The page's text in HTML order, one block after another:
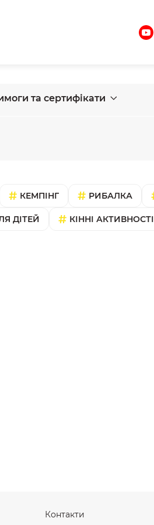
та сертифікати
КЕМПІНГ РИБАЛКА
ДІТЕЙ КІННІ АКТИВНОСТІ
Контакти